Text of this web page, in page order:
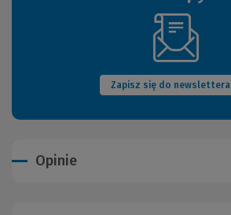
Zapisz się do newslettera
(Nowe
okno)
Opinie